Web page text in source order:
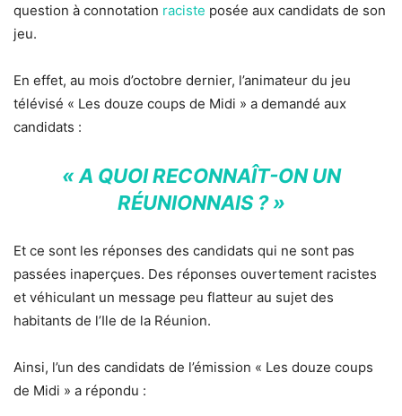
question à connotation raciste posée aux candidats de son
jeu.
En effet, au mois d’octobre dernier, l’animateur du jeu
télévisé « Les douze coups de Midi » a demandé aux
candidats :
« A QUOI RECONNAÎT-ON UN
RÉUNIONNAIS ? »
Et ce sont les réponses des candidats qui ne sont pas
passées inaperçues. Des réponses ouvertement racistes
et véhiculant un message peu flatteur au sujet des
habitants de l’Ile de la Réunion.
Ainsi, l’un des candidats de l’émission « Les douze coups
de Midi » a répondu :